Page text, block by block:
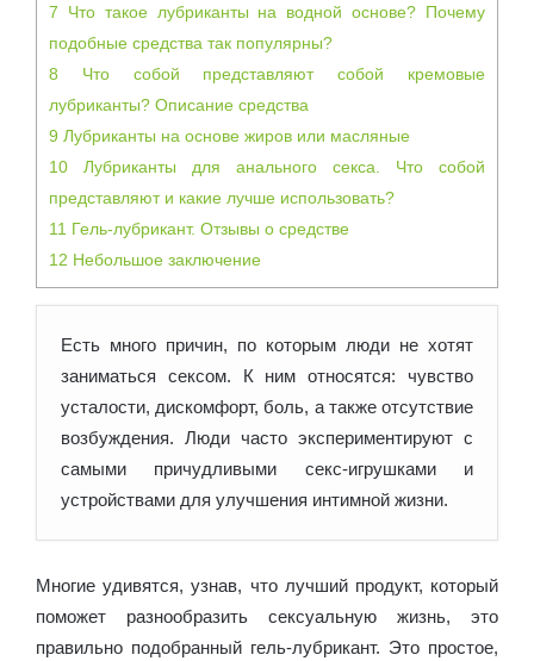
7 Что такое лубриканты на водной основе? Почему
подобные средства так популярны?
8 Что собой представляют собой кремовые
лубриканты? Описание средства
9 Лубриканты на основе жиров или масляные
10 Лубриканты для анального секса. Что собой
представляют и какие лучше использовать?
11 Гель-лубрикант. Отзывы о средстве
12 Небольшое заключение
Есть много причин, по которым люди не хотят
заниматься сексом. К ним относятся: чувство
усталости, дискомфорт, боль, а также отсутствие
возбуждения. Люди часто экспериментируют с
самыми причудливыми секс-игрушками и
устройствами для улучшения интимной жизни.
Многие удивятся, узнав, что лучший продукт, который
поможет разнообразить сексуальную жизнь, это
правильно подобранный гель-лубрикант. Это простое,